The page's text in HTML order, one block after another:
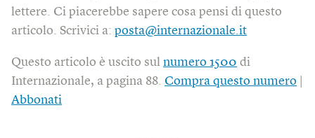
lettere. Ci piacerebbe sapere cosa pensi di questo
articolo. Scrivici a: posta@internazionale.it
Questo articolo è uscito sul numero 1500 di
Internazionale, a pagina 88. Compra questo numero
Abbonati